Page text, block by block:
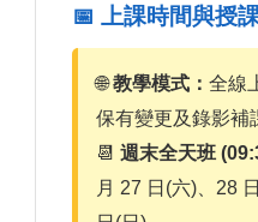
📅 上課時間與授
🌐教學模式： 全線
保有變更及錄影補
📆 週末全天班
月 27 日(六)、28